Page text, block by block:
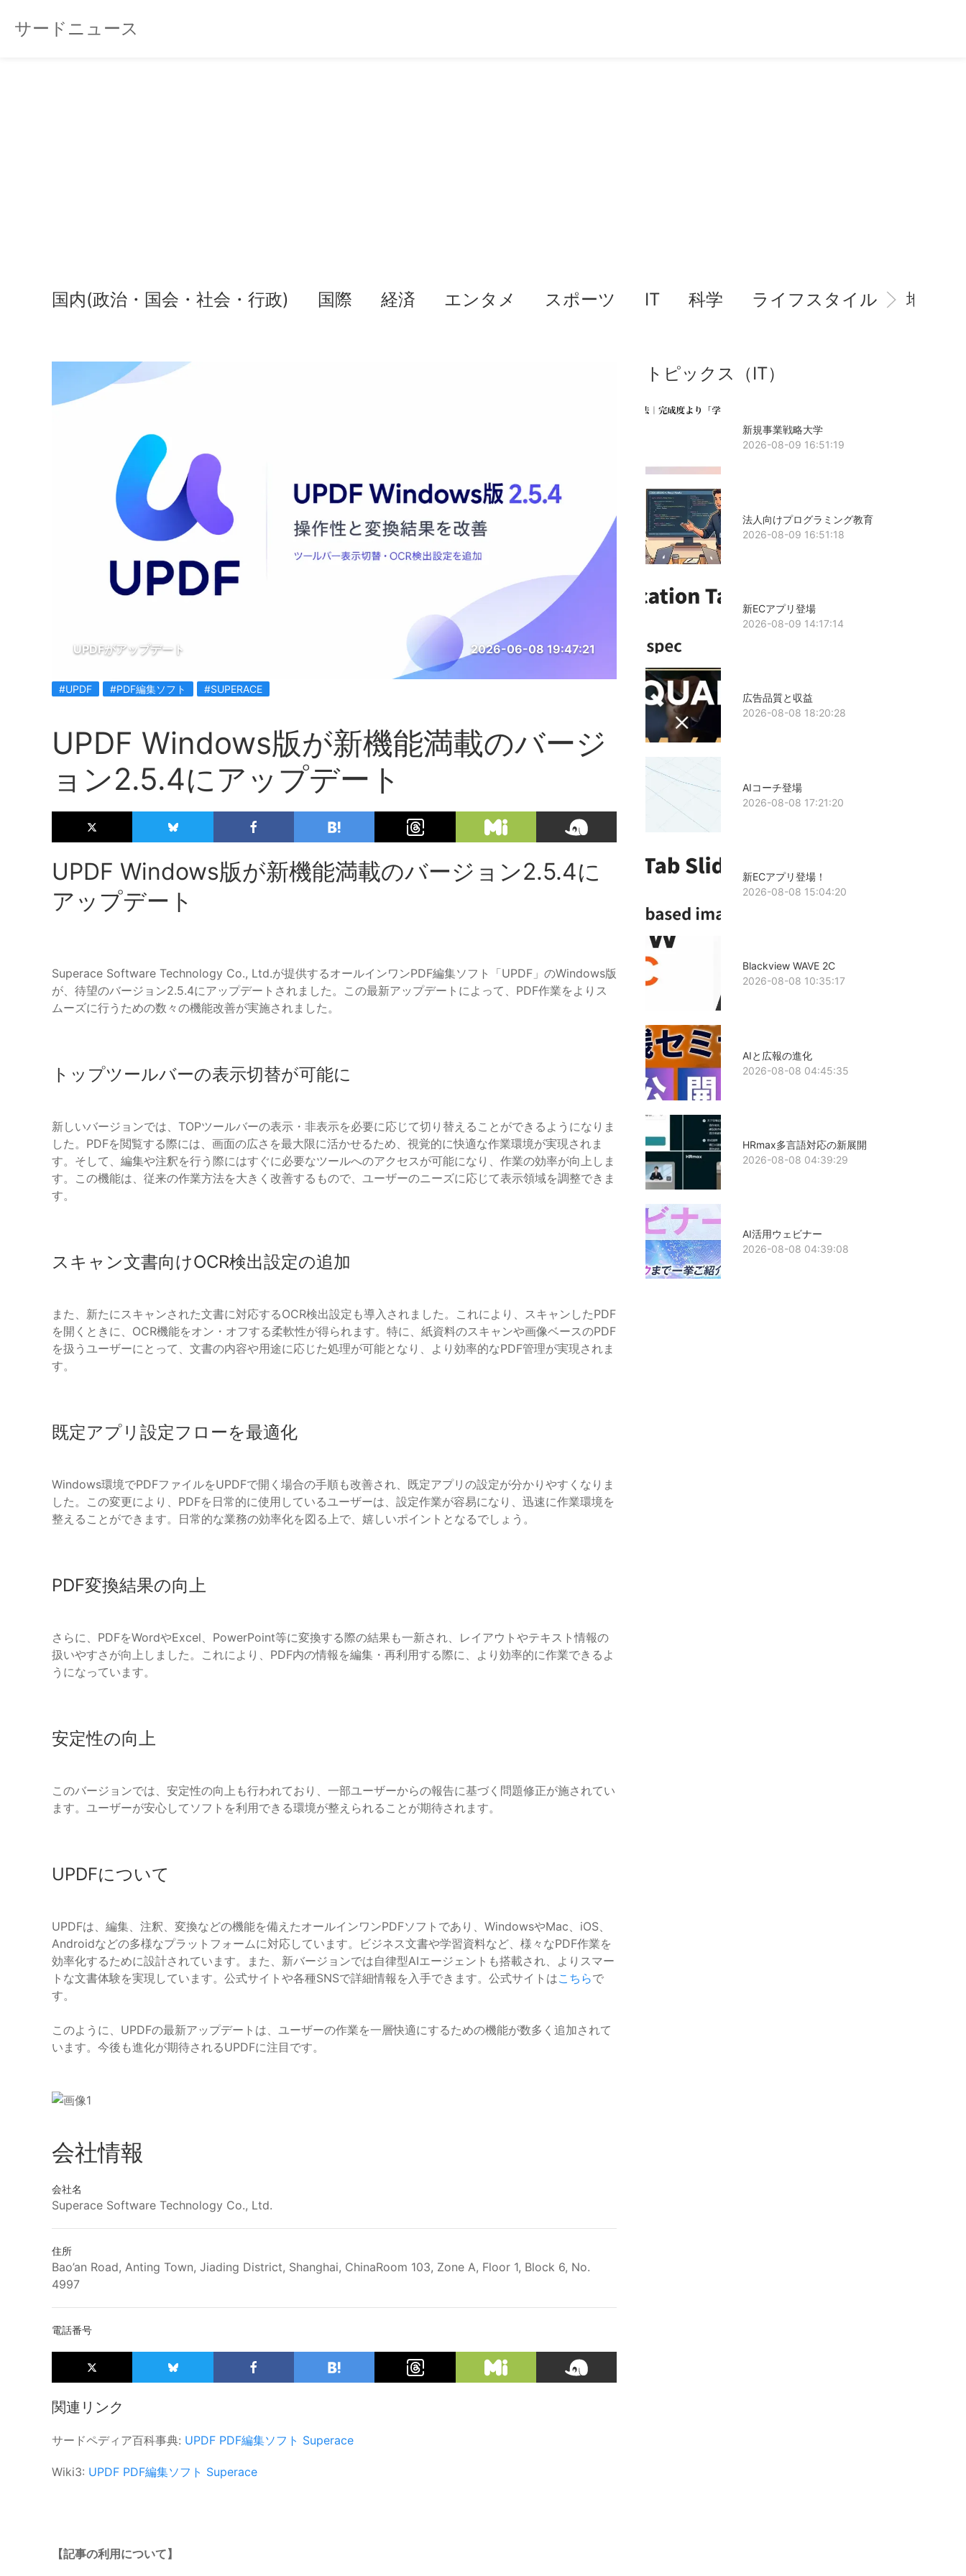
サードニュース
国内(政治・国会・社会・行政) 国際 経済 エンタメ スポーツ IT 科学 ライフスタイル 地域情
UPDFがアップデート 2026-06-08 19:47:21
#UPDF #PDF編集ソフト #SUPERACE
UPDF Windows版が新機能満載のバージ
ョン2.5.4にアップデート
UPDF Windows版が新機能満載のバージョン2.5.4に
アップデート
Superace Software Technology Co., Ltd.が提供するオールインワンPDF編集ソフト「UPDF」のWindows版
が、待望のバージョン2.5.4にアップデートされました。この最新アップデートによって、PDF作業をよりス
ムーズに行うための数々の機能改善が実施されました。
トップツールバーの表示切替が可能に
新しいバージョンでは、TOPツールバーの表示・非表示を必要に応じて切り替えることができるようになりま
した。PDFを閲覧する際には、画面の広さを最大限に活かせるため、視覚的に快適な作業環境が実現されま
す。そして、編集や注釈を行う際にはすぐに必要なツールへのアクセスが可能になり、作業の効率が向上しま
す。この機能は、従来の作業方法を大きく改善するもので、ユーザーのニーズに応じて表示領域を調整できま
す。
スキャン文書向けOCR検出設定の追加
また、新たにスキャンされた文書に対応するOCR検出設定も導入されました。これにより、スキャンしたPDF
を開くときに、OCR機能をオン・オフする柔軟性が得られます。特に、紙資料のスキャンや画像ベースのPDF
を扱うユーザーにとって、文書の内容や用途に応じた処理が可能となり、より効率的なPDF管理が実現されま
す。
既定アプリ設定フローを最適化
Windows環境でPDFファイルをUPDFで開く場合の手順も改善され、既定アプリの設定が分かりやすくなりま
した。この変更により、PDFを日常的に使用しているユーザーは、設定作業が容易になり、迅速に作業環境を
整えることができます。日常的な業務の効率化を図る上で、嬉しいポイントとなるでしょう。
PDF変換結果の向上
さらに、PDFをWordやExcel、PowerPoint等に変換する際の結果も一新され、レイアウトやテキスト情報の
扱いやすさが向上しました。これにより、PDF内の情報を編集・再利用する際に、より効率的に作業できるよ
うになっています。
安定性の向上
このバージョンでは、安定性の向上も行われており、一部ユーザーからの報告に基づく問題修正が施されてい
ます。ユーザーが安心してソフトを利用できる環境が整えられることが期待されます。
UPDFについて
UPDFは、編集、注釈、変換などの機能を備えたオールインワンPDFソフトであり、WindowsやMac、iOS、
Androidなどの多様なプラットフォームに対応しています。ビジネス文書や学習資料など、様々なPDF作業を
効率化するために設計されています。また、新バージョンでは自律型AIエージェントも搭載され、よりスマー
トな文書体験を実現しています。公式サイトや各種SNSで詳細情報を入手できます。公式サイトはこちらで
す。
このように、UPDFの最新アップデートは、ユーザーの作業を一層快適にするための機能が数多く追加されて
います。今後も進化が期待されるUPDFに注目です。
会社情報
会社名
Superace Software Technology Co., Ltd.
住所
Bao’an Road, Anting Town, Jiading District, Shanghai, ChinaRoom 103, Zone A, Floor 1, Block 6, No.
4997
電話番号
関連リンク
サードペディア百科事典: UPDF PDF編集ソフト Superace
Wiki3: UPDF PDF編集ソフト Superace
トピックス（IT）
新規事業戦略大学
2026-08-09 16:51:19
法人向けプログラミング教育
2026-08-09 16:51:18
新ECアプリ登場
2026-08-09 14:17:14
広告品質と収益
2026-08-08 18:20:28
AIコーチ登場
2026-08-08 17:21:20
新ECアプリ登場！
2026-08-08 15:04:20
Blackview WAVE 2C
2026-08-08 10:35:17
AIと広報の進化
2026-08-08 04:45:35
HRmax多言語対応の新展開
2026-08-08 04:39:29
AI活用ウェビナー
2026-08-08 04:39:08
【記事の利用について】